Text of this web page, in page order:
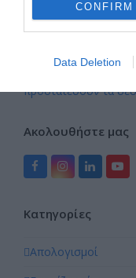
CONFIRM
Data Deletion
ξεκινά από εμάς
Οδηγός: Πώς να
ψεύτικη ιστοσελίδα;
Ψηφιακές διακοπές
προστατεύουν τα
Ακολουθήστε μας
FacebookInstagram
LinkedIn
Kατηγορίες
Απολογισμοί